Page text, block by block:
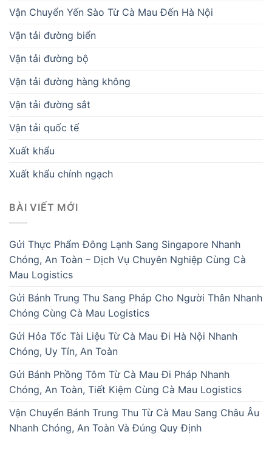
Vận Chuyển Yến Sào Từ Cà Mau Đến Hà Nội
Vận tải đường biển
Vận tải đường bộ
Vận tải đường hàng không
Vận tải đường sắt
Vận tải quốc tế
Xuất khẩu
Xuất khẩu chính ngạch
BÀI VIẾT MỚI
Gửi Thực Phẩm Đông Lạnh Sang Singapore Nhanh
Chóng, An Toàn – Dịch Vụ Chuyên Nghiệp Cùng Cà
Mau Logistics
Gửi Bánh Trung Thu Sang Pháp Cho Người Thân Nhanh
Chóng Cùng Cà Mau Logistics
Gửi Hỏa Tốc Tài Liệu Từ Cà Mau Đi Hà Nội Nhanh
Chóng, Uy Tín, An Toàn
Gửi Bánh Phồng Tôm Từ Cà Mau Đi Pháp Nhanh
Chóng, An Toàn, Tiết Kiệm Cùng Cà Mau Logistics
Vận Chuyển Bánh Trung Thu Từ Cà Mau Sang Châu Âu
Nhanh Chóng, An Toàn Và Đúng Quy Định